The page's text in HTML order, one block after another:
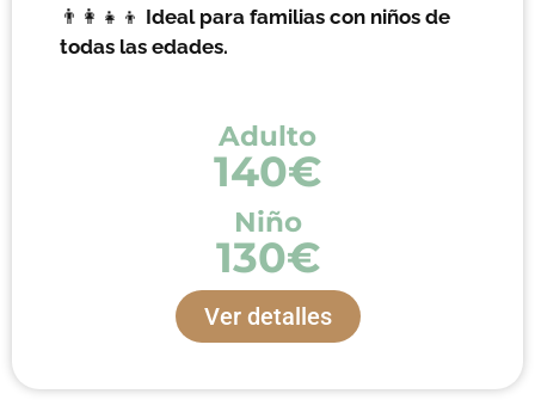
👨‍👩‍👧‍👦 Ideal para familias con niños de
todas las edades.
Adulto
140€
Niño
130€
Ver detalles